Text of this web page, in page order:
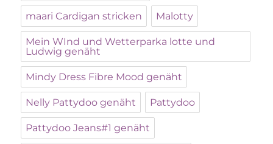
maari Cardigan stricken Malotty
Mein WInd und Wetterparka lotte und
Ludwig genäht
Mindy Dress Fibre Mood genäht
Nelly Pattydoo genäht Pattydoo
Pattydoo Jeans#1 genäht